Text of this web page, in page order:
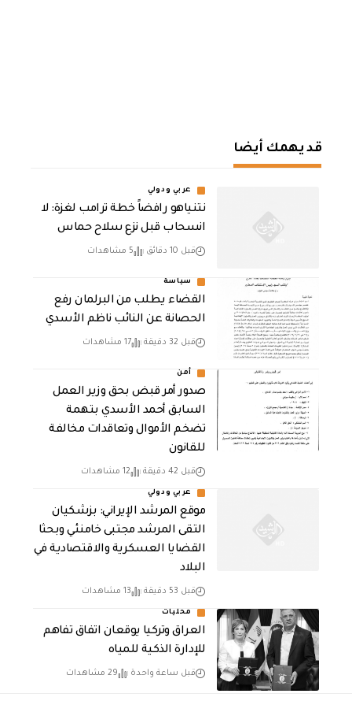
قد يهمك أيضا
عربي ودولي
نتنياهو رافضاً خطة ترامب لغزة: لا
انسحاب قبل نزع سلاح حماس
قبل 10 دقائق 5 مشاهدات
سياسة
القضاء يطلب من البرلمان رفع
الحصانة عن النائب ناظم الأسدي
قبل 32 دقيقة 17 مشاهدات
أمن
صدور أمر قبض بحق وزير العمل
السابق أحمد الأسدي بتهمة
تضخم الأموال وتعاقدات مخالفة
للقانون
قبل 42 دقيقة 12 مشاهدات
عربي ودولي
موقع المرشد الإيراني: بزشكيان
التقى المرشد مجتبى خامنئي وبحثا
القضايا العسكرية والاقتصادية في
البلاد
قبل 53 دقيقة 13 مشاهدات
محليات
العراق وتركيا يوقعان اتفاق تفاهم
للإدارة الذكية للمياه
قبل ساعة واحدة 29 مشاهدات